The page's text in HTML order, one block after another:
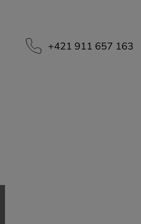
+421 911 657 163